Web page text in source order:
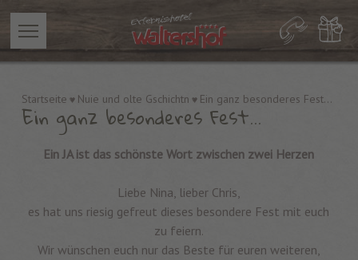
Startseite Nuie und olte Gschichtn Ein ganz besonderes Fest...
Ein ganz besonderes Fest...
Ein JA ist das schönste Wort zwischen zwei Herzen
Liebe Nina, lieber Chris,
es hat uns riesig gefreut dieses besondere Fest mit euch
zu feiern.
Wir wünschen euch nur das Beste für euren weiteren,